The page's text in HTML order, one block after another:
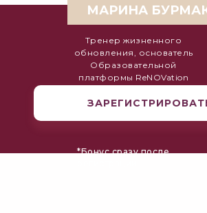
*Бонус сразу после
МАРИНА
Тренер жизненного
обновления, основатель
Образовательной
платформы ReNOVation